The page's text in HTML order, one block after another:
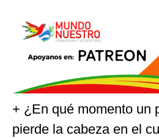
+ ¿En qué momento un
pierde la cabeza en el